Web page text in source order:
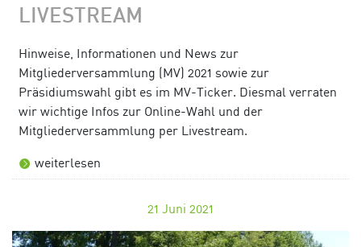
LIVESTREAM
Hinweise, Informationen und News zur
Mitgliederversammlung (MV) 2021 sowie zur
Präsidiumswahl gibt es im MV-Ticker. Diesmal verraten
wir wichtige Infos zur Online-Wahl und der
Mitgliederversammlung per Livestream.
weiterlesen
21 Juni 2021